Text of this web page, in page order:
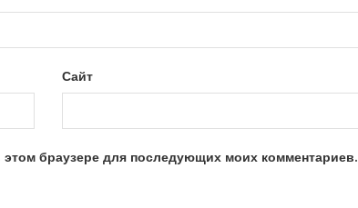
Сайт
браузере для последующих моих комментариев.